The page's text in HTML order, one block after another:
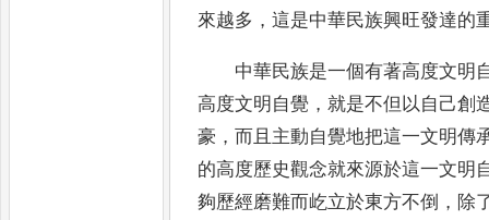
來越多 ，這是中華民族興旺發達的
中華民族是一個有著高度文明
高度文明自覺 ，就是不但以自己創
豪 ， 而且 主動自覺地把這一文明傳
的高度歷史觀念就來源於這一文明
夠歷經磨難而屹立於東方不倒 ， 除